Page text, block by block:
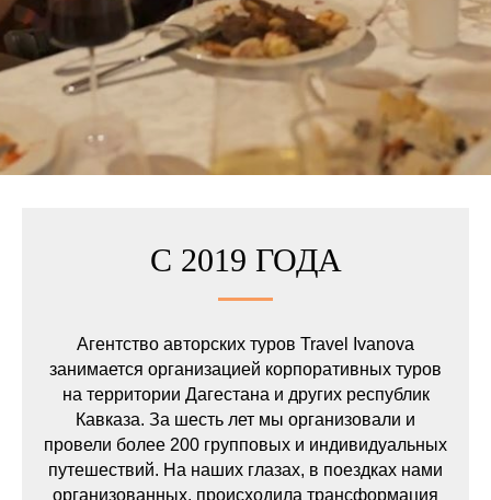
С 2019 ГОДА
Агентство авторских туров Travel Ivanova
занимается организацией корпоративных туров
на территории Дагестана и других республик
Кавказа. За шесть лет мы организовали и
провели более 200 групповых и индивидуальных
путешествий. На наших глазах, в поездках нами
организованных, происходила трансформация